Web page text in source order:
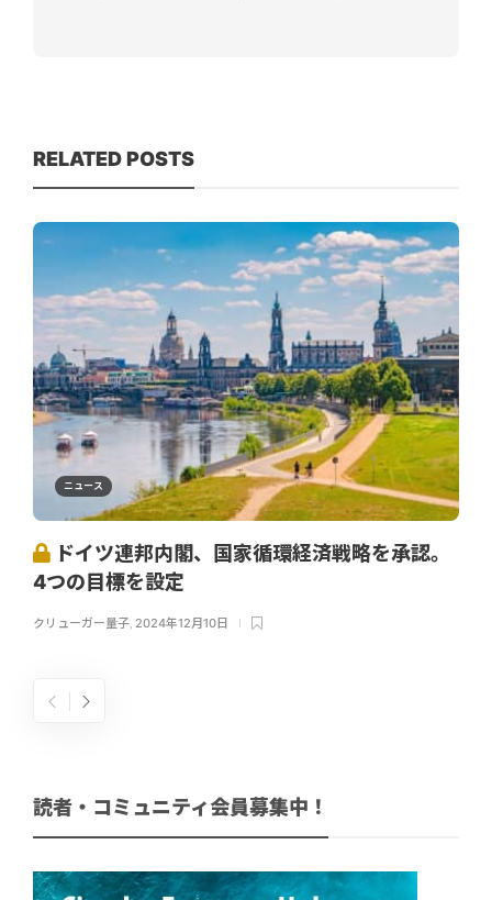
RELATED POSTS
ニュース
ドイツ連邦内閣、国家循環経済戦略を承認。
4つの目標を設定
クリューガー量子, 2024年12月10日
読者・コミュニティ会員募集中！